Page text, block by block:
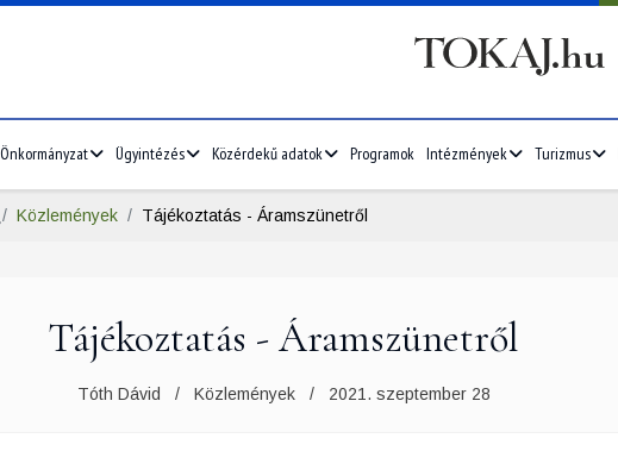
Önkormányzat Ügyintézés Közérdekű adatok Programok Intézmények Turizmus
Közlemények Tájékoztatás - Áramszünetről
Tájékoztatás - Áramszünetről
Tóth Dávid Közlemények 2021. szeptember 28